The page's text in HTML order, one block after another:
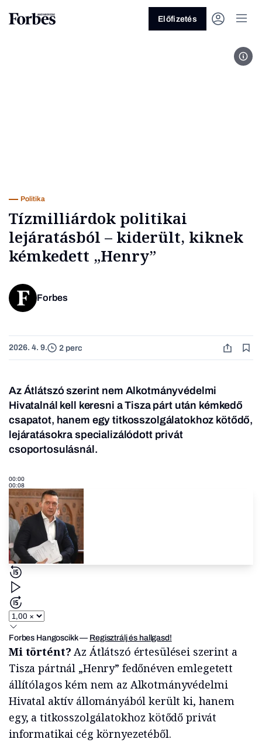
Előfizetés
Politika
Tízmilliárdok politikai
lejáratásból – kiderült, kiknek
kémkedett „Henry”
Forbes
2026. 4. 9. 2 perc
Az Átlátszó szerint nem Alkotmányvédelmi
Hivatalnál kell keresni a Tisza párt után kémkedő
csapatot, hanem egy titkosszolgálatokhoz kötődő,
lejáratásokra specializálódott privát
csoportosulásnál.
00:00
00:08
Forbes Hangoscikk— Regisztrálj és hallgasd!
Mi történt? Az Átlátszó értesülései szerint a
Tisza pártnál „Henry” fedőnéven emlegetett
állítólagos kém nem az Alkotmányvédelmi
Hivatal aktív állományából került ki, hanem
egy, a titkosszolgálatokhoz kötődő privát
informatikai cég környezetéből.